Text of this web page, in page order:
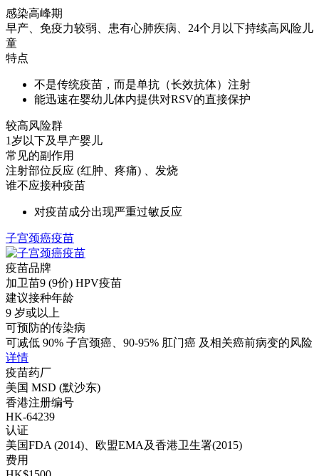
感染高峰期
早产、免疫力较弱、患有心肺疾病、24个月以下持续高风险儿
童
特点
不是传统疫苗，而是单抗（长效抗体）注射
能迅速在婴幼儿体内提供对RSV的直接保护
较高风险群
1岁以下及早产婴儿
常见的副作用
注射部位反应 (红肿、疼痛) 、发烧
谁不应接种疫苗
对疫苗成分出现严重过敏反应
子宫颈癌疫苗
疫苗品牌
加卫苗9 (9价) HPV疫苗
建议接种年龄
9 岁或以上
可预防的传染病
可减低 90% 子宫颈癌、90-95% 肛门癌 及相关癌前病变的风险
详情
疫苗药厂
美国 MSD (默沙东)
香港注册编号
HK-64239
认证
美国FDA (2014)、欧盟EMA及香港卫生署(2015)
费用